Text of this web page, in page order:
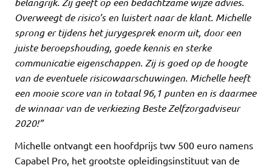
Overweegt de risico’s en luistert naar de klant. Michelle
sprong er tijdens het jurygesprek enorm uit, door een
juiste beroepshouding, goede kennis en sterke
communicatie eigenschappen. Zij is goed op de hoogte
van de eventuele risicowaarschuwingen. Michelle heeft
een mooie score van in totaal 96,1 punten en is daarmee
de winnaar van de verkiezing Beste Zelfzorgadviseur
2020!”
Michelle ontvangt een hoofdprijs twv 500 euro namens
Capabel Pro, het grootste opleidingsinstituut van de